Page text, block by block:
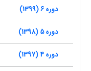
دوره 6 (1399)
دوره 5 (1398)
دوره 4 (1397)